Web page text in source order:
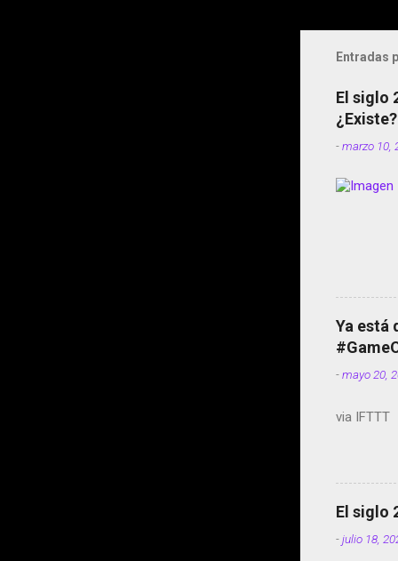
Entradas
El siglo
¿Existe?
-marzo 10,
Ya está
-mayo 20,
via IFTTT
El siglo
-julio 18,